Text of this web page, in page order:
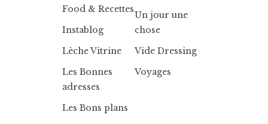
Food & Recettes
Instablog
Lèche Vitrine
Les Bonnes
adresses
Les Bons plans
Un jour une
chose
Vide Dressing
Voyages